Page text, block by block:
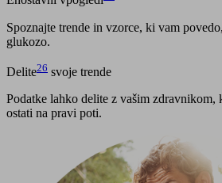
Spoznajte trende in vzorce, ki vam
glukozo.
Delite26 svoje trende
Podatke lahko delite z vašim zdravnikom,
ostati na pravi poti.